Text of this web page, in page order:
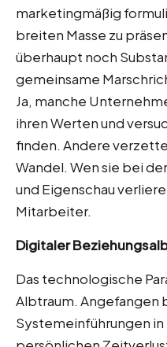
marketingmäßig
breiten Masse zu
überhaupt noch
gemeinsame
Ja, manche
ihren Werten und
finden. Andere
Wandel. Wen sie bei
und Eigenschau
Mitarbeiter.
Digitaler
Das technologische
Albtraum. Angefangen
Systemeinführungen